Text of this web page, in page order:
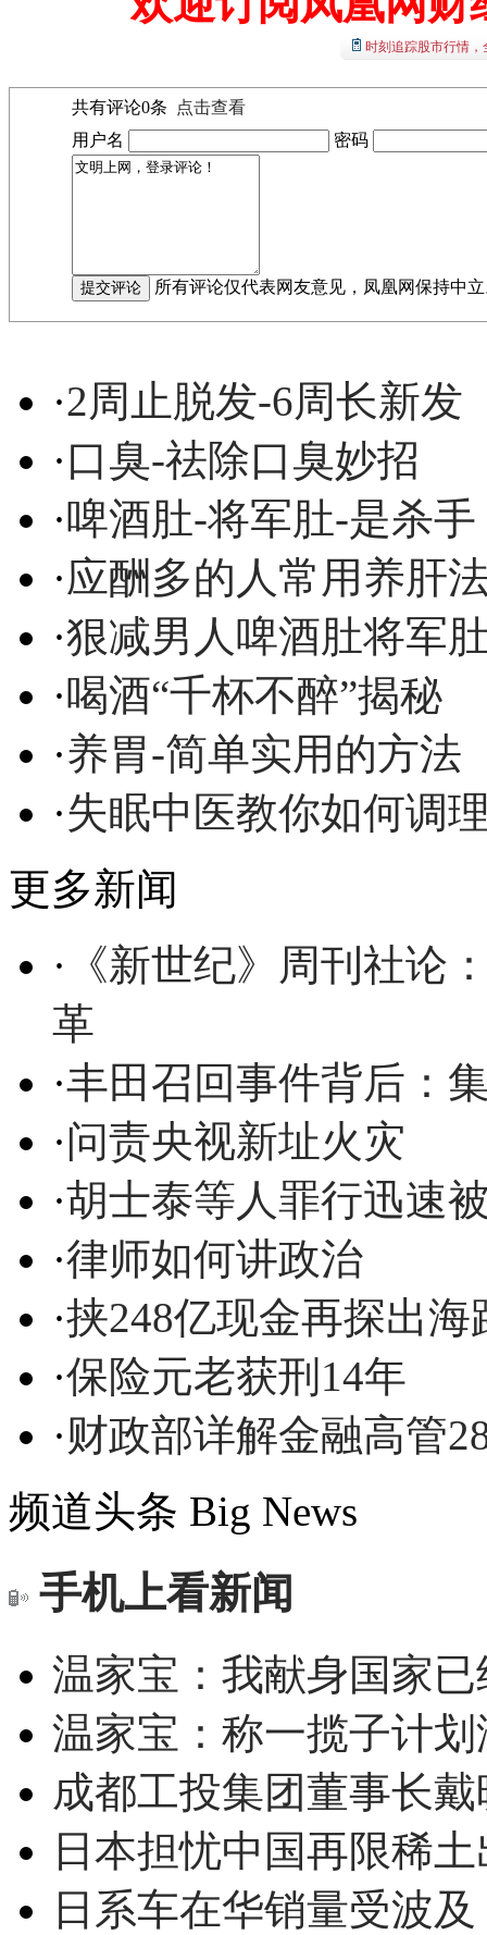
时刻追踪股市行情
共有评论0条
点击查看
用户名
密码
所有评论仅代表网友意见，凤凰网保持中
·2周止脱发-6周长新发
·口臭-祛除口臭妙招
·啤酒肚-将军肚-是杀手
·应酬多的人常用养肝
·狠减男人啤酒肚将军
·喝酒“千杯不醉”揭秘
·养胃-简单实用的方法
·失眠中医教你如何调
更多新闻
· 《新世纪》周刊社论
革
·丰田召回事件背后：
·问责央视新址火灾
·胡士泰等人罪行迅速
·律师如何讲政治
·挟248亿现金再探出
·保险元老获刑14年
·财政部详解金融高管
频道头条 Big News
手机上看新闻
温家宝：我献身国家
温家宝：称一揽子计
成都工投集团董事长
日本担忧中国再限稀
日系车在华销量受波